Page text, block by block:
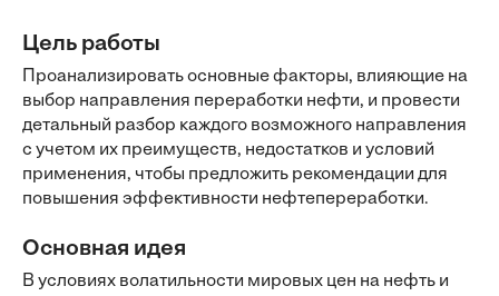
Цель работы
Проанализировать основные факторы, влияющие на
выбор направления переработки нефти, и провести
детальный разбор каждого возможного направления
с учетом их преимуществ, недостатков и условий
применения, чтобы предложить рекомендации для
повышения эффективности нефтепереработки.
Основная идея
В условиях волатильности мировых цен на нефть и